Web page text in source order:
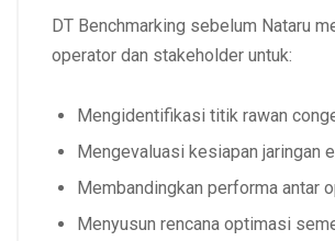
DT Benchmarking sebelum Nataru
operator dan stakeholder untuk:
Mengidentifikasi titik rawan
Mengevaluasi kesiapan jaringan
Membandingkan performa antar
Menyusun rencana optimasi